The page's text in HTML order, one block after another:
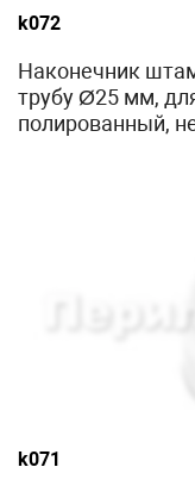
k072
Наконечник
трубу Ø25 мм,
полированный,
k071